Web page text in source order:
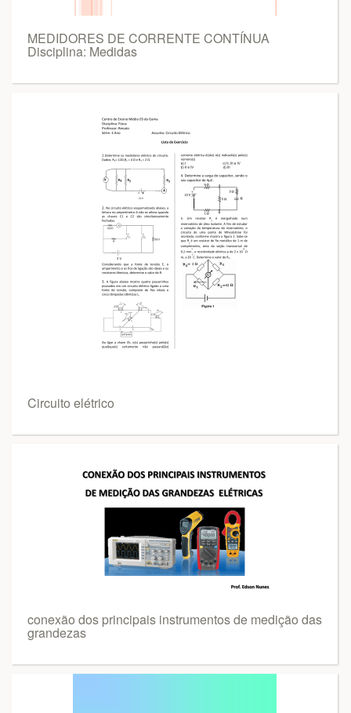
MEDIDORES DE CORRENTE CONTÍNUA
Disciplina: Medidas
Circuito elétrico
conexão dos principais instrumentos de medição das
grandezas